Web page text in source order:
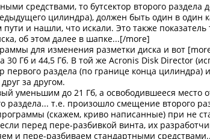
средствами, то бутсектор второго
цилиндра), должен быть один в один
и нашли, что искали. Это также показатель
об этом далее в шапке...[/more]
для изменения разметки диска и вот
Гб и 44,5 Гб. В той же Acronis Disk Director
первого раздела (по границе конца
друг за другом.
уменьшим до 21 Гб, а освободившееся место
раздела... т.е. произошло смещение второго
(скажем, криво написанные) при не
перед пере-разбивкой винта, их
и пере-разбиваем стандартными